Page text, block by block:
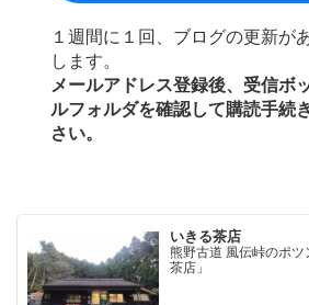
１週間に１回、ブログの更新が
します。
メールアドレス登録後、受信ボ
ルフォルダを確認して購読手続
さい。
いきる茶店
熊野古道 風伝峠のポ
茶店」